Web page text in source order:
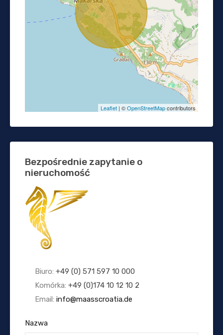
Leaflet | ©OpenStreetMapcontributors
Bezpośrednie zapytanie o
nieruchomość
Biuro: +49 (0) 571 597 10 000
Komórka: +49 (0)174 10 12 10 2
Email: info@maasscroatia.de
Nazwa